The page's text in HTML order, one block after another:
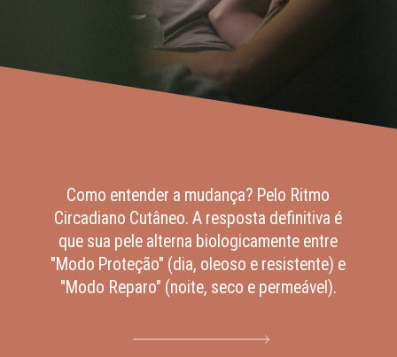
Como entender a mudança? Pelo Ritmo
Circadiano Cutâneo. A resposta definitiva é
que sua pele alterna biologicamente entre
"Modo Proteção" (dia, oleoso e resistente) e
"Modo Reparo" (noite, seco e permeável).